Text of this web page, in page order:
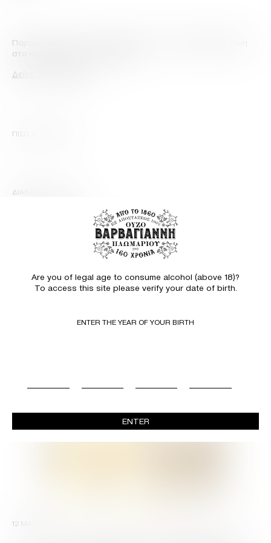
Παρακολουθείστε την συνέντευξη του Γιάννη Βαρβαγιάννη
στο κανάλι της Ναυτεμπορικής.
Δείτε το video εδώ
ΠΙΣΩ ΣΤΑ ΑΡΘΡΑ
ΔΙΑΒΑΣΤΕ ΕΠΙΣΗΣ
Δυναμική παρουσία του Ούζου Βαρβαγιάννη στη
διοργάνωση «Ελληνικό Απόσταγμα 2026»
4 ΣΕΠΤΕΜΒΡΙΟΥ 2025
δράσεις σε όλη την Ελλάδα
12 ΜΑΪΟΥ 2025
Are you of legal age to consume alcohol (above 18)?
To access this site please verify your date of birth.
ENTER THE YEAR OF YOUR BIRTH
ENTER